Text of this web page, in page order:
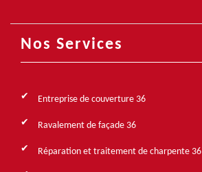
Nos Services
Entreprise de couverture 36
Ravalement de façade 36
Réparation et traitement de charpente 36